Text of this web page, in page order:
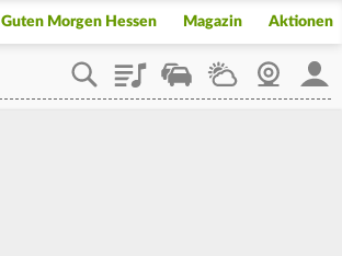
Guten Morgen Hessen Magazin Aktionen
PlaylistStaupilotWetterWebcam